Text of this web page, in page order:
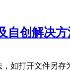
自创解决
如打开文件另